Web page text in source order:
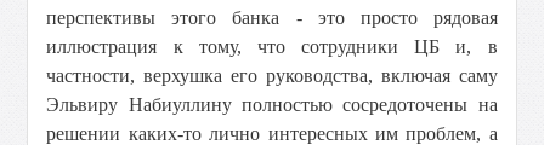
перспективы этого банка - это просто рядовая
иллюстрация к тому, что сотрудники ЦБ и, в
частности, верхушка его руководства, включая саму
Эльвиру Набиуллину полностью сосредоточены на
решении каких-то лично интересных им проблем, а